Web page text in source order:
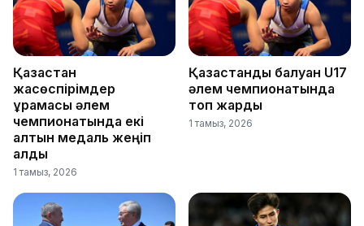
Қазақстан
жасөспірімдер
құрамасы әлем
чемпионатында екі
алтын медаль жеңіп
алды
1 тамыз, 2026
Қазақстандық балуан U17
әлем чемпионатында
топ жарды
1 тамыз, 2026